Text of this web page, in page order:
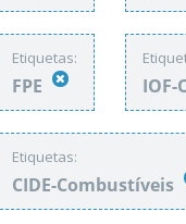
Etiquetas:
FPE IOF-
Etiquetas:
CIDE-Combustíveis